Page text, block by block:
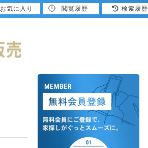
お気に入り 閲覧履歴 検索履歴